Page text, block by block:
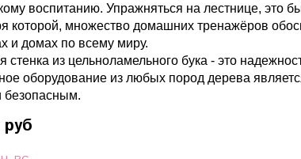
воспитанию. Упражняться на лестнице, это
которой, множество домашних тренажёров
и домах по всему миру.
стенка из цельноламельного бука - это
оборудование из любых пород дерева
безопасным.